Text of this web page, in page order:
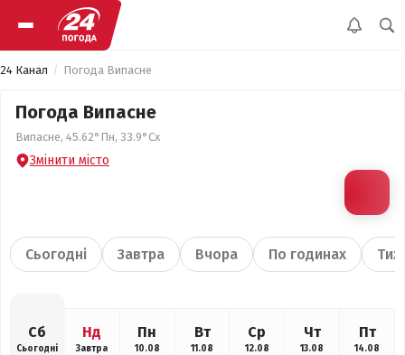
24 Канал Погода Випасне
Погода Випасне
Випасне, 45.62°Пн, 33.9°Сх
Змінити місто
Сьогодні Завтра Вчора По годинах
Сб
Сьогодні
Нд
Завтра
Пн
10.08
Вт
11.08
Ср
12.08
Чт
13.08
Пт
14.08